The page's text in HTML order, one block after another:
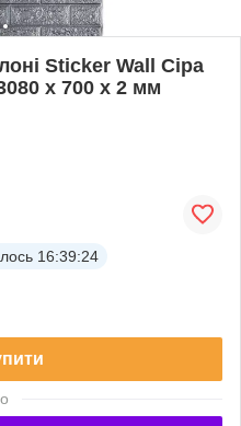
Sticker Wall Сіра
x 700 x 2 мм
16:39:24